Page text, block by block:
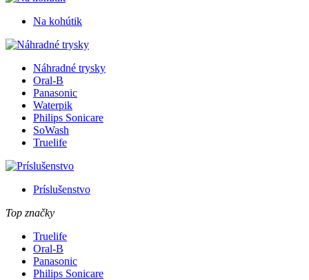
Na kohútik
Náhradné trysky
Oral-B
Panasonic
Waterpik
Philips Sonicare
SoWash
Truelife
Príslušenstvo
Top značky
Truelife
Oral-B
Panasonic
Philips Sonicare